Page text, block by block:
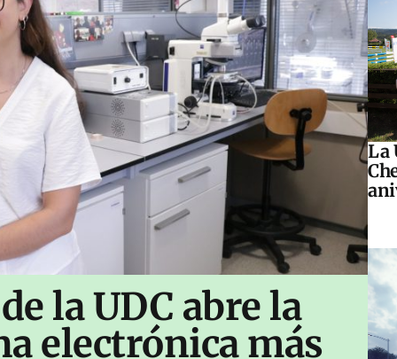
la UDC abre la
electrónica más
La